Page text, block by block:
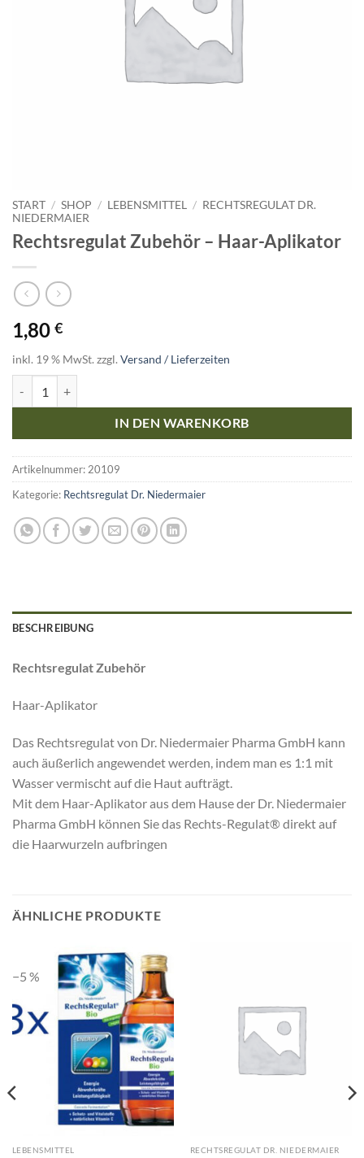
START / SHOP / LEBENSMITTEL / RECHTSREGULAT DR.
NIEDERMAIER
Rechtsregulat Zubehör – Haar-Aplikator
1,80 €
inkl. 19 % MwSt. zzgl. Versand / Lieferzeiten
IN DEN WARENKORB
Artikelnummer: 20109
Kategorie: Rechtsregulat Dr. Niedermaier
BESCHREIBUNG
Rechtsregulat Zubehör
Haar-Aplikator
Das Rechtsregulat von Dr. Niedermaier Pharma GmbH kann
auch äußerlich angewendet werden, indem man es 1:1 mit
Wasser vermischt auf die Haut aufträgt.
Mit dem Haar-Aplikator aus dem Hause der Dr. Niedermaier
Pharma GmbH können Sie das Rechts-Regulat® direkt auf
die Haarwurzeln aufbringen
ÄHNLICHE PRODUKTE
−5 %
LEBENSMITTEL RECHTSREGULAT DR. NIEDERMAIER